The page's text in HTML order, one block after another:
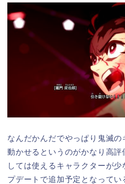
なんだかんだでやっぱり鬼滅
動かせるというのがかなり高評
しては使えるキャラクターが
プデートで追加予定となってい